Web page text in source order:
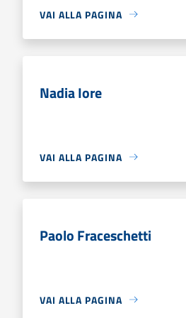
VAI ALLA PAGINA
Nadia Iore
VAI ALLA PAGINA
Paolo Fraceschetti
VAI ALLA PAGINA